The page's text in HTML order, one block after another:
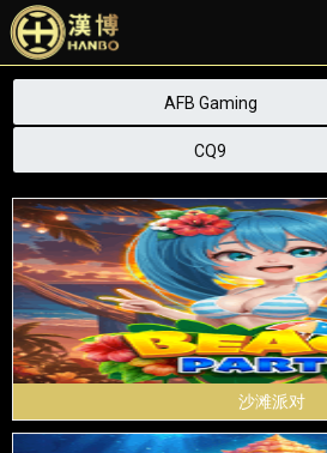
AFB Gaming
CQ9
沙滩派对